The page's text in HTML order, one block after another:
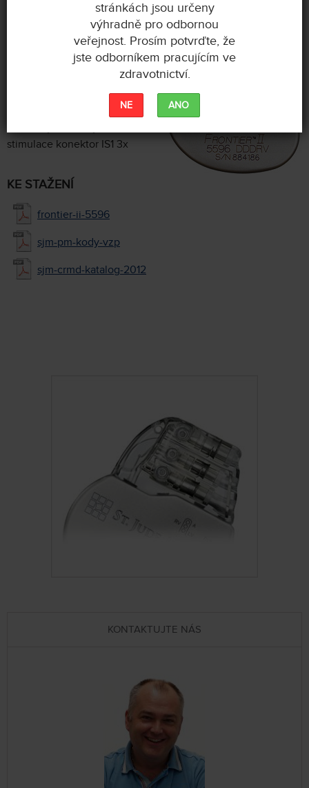
FRONTIER™ II
resynchronizační terapií a
stimulace konektor IS1 3x
KE STAŽENÍ
frontier-ii-5596
sjm-pm-kody-vzp
sjm-crmd-katalog-2012
KONTAKTUJTE NÁS
stránkách jsou určeny
výhradně pro odbornou
veřejnost. Prosím potvrďte, že
jste odborníkem pracujícím ve
zdravotnictví.
NE ANO